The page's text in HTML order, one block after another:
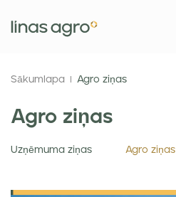
Sākumlapa Agro ziņas
Agro ziņas
Uzņēmuma ziņas Agro ziņas